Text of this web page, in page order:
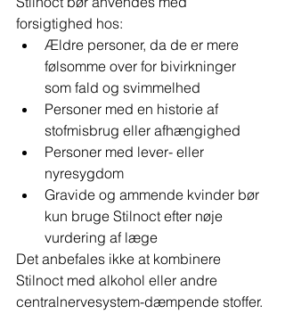
forsigtighed hos:
Ældre personer, da de er mere
følsomme over for bivirkninger
som fald og svimmelhed
Personer med en historie af
stofmisbrug eller afhængighed
Personer med lever- eller
nyresygdom
Gravide og ammende kvinder bør
kun bruge Stilnoct efter nøje
vurdering af læge
Det anbefales ikke at kombinere
Stilnoct med alkohol eller andre
centralnervesystem-dæmpende stoffer.